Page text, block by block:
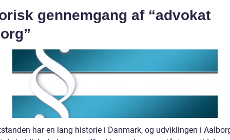
gennemgang af “advokat
har en lang historie i Danmark, og udviklingen i